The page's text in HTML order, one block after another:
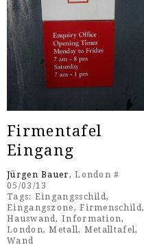
Firmentafel
Eingang
Jürgen Bauer, London #
05/03/13
Tags: Eingangsschild,
Eingangszone,Firmenschild,
Hauswand,Information,
London,Metall, Metalltafel,
Wand